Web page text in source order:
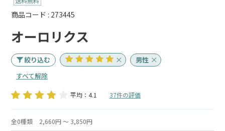
商品コード : 273445
オーロリクス
絞り込む
男性
すべて解除
平均：4.1 37件の評価
全0種類 2,660円 ～ 3,850円